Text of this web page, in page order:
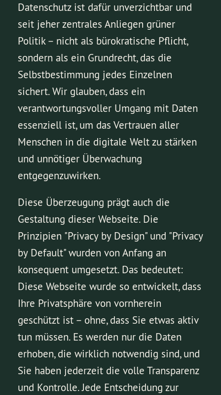
Datenschutz ist dafür unverzichtbar und
seit jeher zentrales Anliegen grüner
Politik – nicht als bürokratische Pflicht,
sondern als ein Grundrecht, das die
Selbstbestimmung jedes Einzelnen
sichert. Wir glauben, dass ein
verantwortungsvoller Umgang mit Daten
essenziell ist, um das Vertrauen aller
Menschen in die digitale Welt zu stärken
und unnötiger Überwachung
entgegenzuwirken.
Diese Überzeugung prägt auch die
Gestaltung dieser Webseite. Die
Prinzipien "Privacy by Design" und "Privacy
by Default" wurden von Anfang an
konsequent umgesetzt. Das bedeutet:
Diese Webseite wurde so entwickelt, dass
Ihre Privatsphäre von vornherein
geschützt ist – ohne, dass Sie etwas aktiv
tun müssen. Es werden nur die Daten
erhoben, die wirklich notwendig sind, und
Sie haben jederzeit die volle Transparenz
und Kontrolle. Jede Entscheidung zur